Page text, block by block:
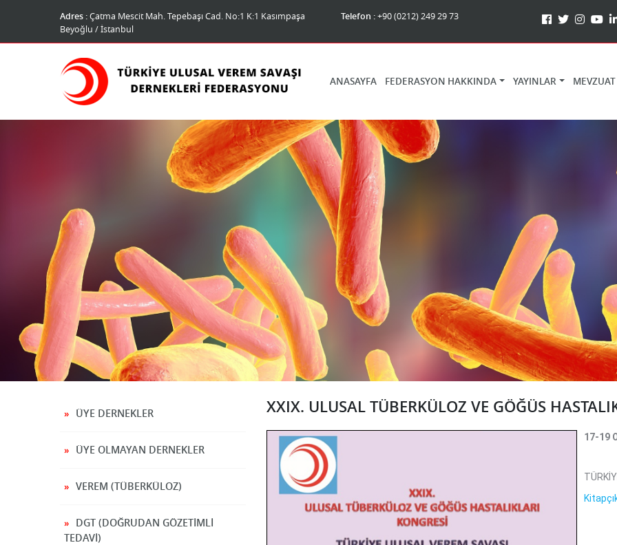
Adres :Çatma Mescit Mah. Tepebaşı Cad. No:1 K:1 Kasımpaşa
Beyoğlu / İstanbul
Telefon :+90 (0212) 249 29 73
ANASAYFA FEDERASYON HAKKINDA YAYINLAR MEVZUAT
ÜYE DERNEKLER
ÜYE OLMAYAN DERNEKLER
VEREM (TÜBERKÜLOZ)
DGT (DOĞRUDAN GÖZETİMLİ
TEDAVİ)
XXIX. ULUSAL TÜBERKÜLOZ VE GÖĞÜS
17-19